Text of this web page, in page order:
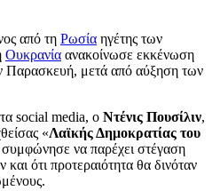
από τη Ρωσία ηγέτης των
Ουκρανία ανακοίνωσε εκκένωση
Παρασκευή, μετά από αύξηση των
social media, ο Ντένις Πουσίλιν,
«Λαϊκής Δημοκρατίας του
να παρέχει στέγαση
ότι προτεραιότητα θα δινόταν